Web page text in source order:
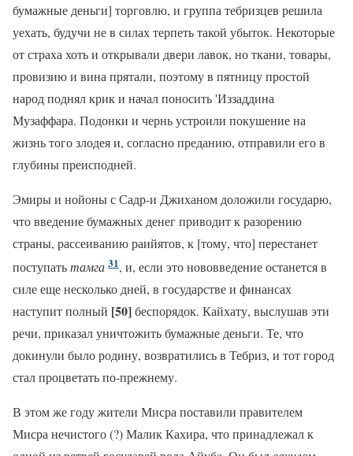
бумажные деньги] торговлю, и группа тебризцев решила
уехать, будучи не в силах терпеть такой убыток. Некоторые
от страха хоть и открывали двери лавок, но ткани, товары,
провизию и вина прятали, поэтому в пятницу простой
народ поднял крик и начал поносить 'Иззаддина
Музаффара. Подонки и чернь устроили покушение на
жизнь того злодея и, согласно преданию, отправили его в
глубины преисподней.
Эмиры и нойоны с Садр-и Джиханом доложили государю,
что введение бумажных денег приводит к разорению
страны, рассеиванию раийятов, к [тому, что] перестанет
поступатьтамга 31, и, если это нововведение останется в
силе еще несколько дней, в государстве и финансах
наступит полный [50]беспорядок. Кайхату, выслушав эти
речи, приказал уничтожить бумажные деньги. Те, что
докинули было родину, возвратились в Тебриз, и тот город
стал процветать по-прежнему.
В этом же году жители Мисра поставили правителем
Мисра нечистого (?) Малик Кахира, что принадлежал к